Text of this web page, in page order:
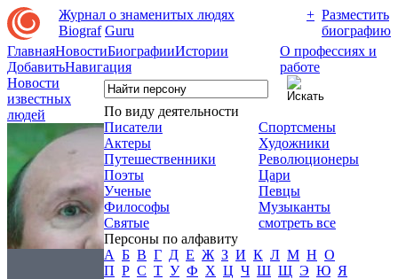
Журнал о знаменитых людях
Biograf Guru
+ Разместить
биографию
ГлавнаяНовостиБиографииИстории
ДобавитьНавигация
О профессиях и
работе
Новости
известных
людей
По виду деятельности
Писатели
Актеры
Путешественники
Поэты
Ученые
Философы
Святые
Спортсмены
Художники
Революционеры
Цари
Певцы
Музыканты
смотреть все
Персоны по алфавиту
А Б В Г Д Е Ж З И К Л М Н О
П Р С Т У Ф Х Ц Ч Ш Щ Э Ю Я